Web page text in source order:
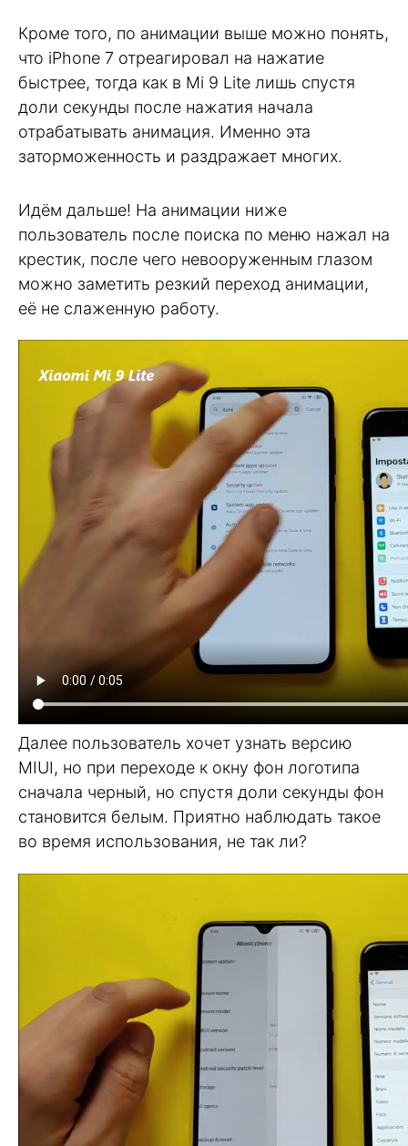
Кроме того, по анимации выше можно понять,
что iPhone 7 отреагировал на нажатие
быстрее, тогда как в Mi 9 Lite лишь спустя
доли секунды после нажатия начала
отрабатывать анимация. Именно эта
заторможенность и раздражает многих.
Идём дальше! На анимации ниже
пользователь после поиска по меню нажал на
крестик, после чего невооруженным глазом
можно заметить резкий переход анимации,
её не слаженную работу.
Далее пользователь хочет узнать версию
MIUI, но при переходе к окну фон логотипа
сначала черный, но спустя доли секунды фон
становится белым. Приятно наблюдать такое
во время использования, не так ли?